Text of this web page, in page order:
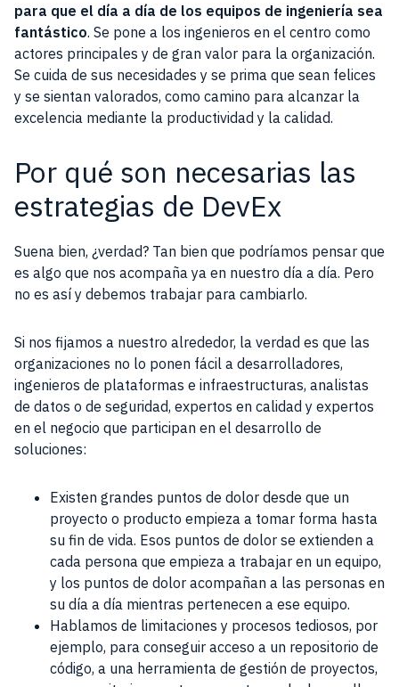
para que el día a día de los equipos de ingeniería sea
fantástico. Se pone a los ingenieros en el centro como
actores principales y de gran valor para la organización.
Se cuida de sus necesidades y se prima que sean felices
y se sientan valorados, como camino para alcanzar la
excelencia mediante la productividad y la calidad.
Por qué son necesarias las
estrategias de DevEx
Suena bien, ¿verdad? Tan bien que podríamos pensar que
es algo que nos acompaña ya en nuestro día a día. Pero
no es así y debemos trabajar para cambiarlo.
Si nos fijamos a nuestro alrededor, la verdad es que las
organizaciones no lo ponen fácil a desarrolladores,
ingenieros de plataformas e infraestructuras, analistas
de datos o de seguridad, expertos en calidad y expertos
en el negocio que participan en el desarrollo de
soluciones:
Existen grandes puntos de dolor desde que un
proyecto o producto empieza a tomar forma hasta
su fin de vida. Esos puntos de dolor se extienden a
cada persona que empieza a trabajar en un equipo,
y los puntos de dolor acompañan a las personas en
su día a día mientras pertenecen a ese equipo.
Hablamos de limitaciones y procesos tediosos, por
ejemplo, para conseguir acceso a un repositorio de
código, a una herramienta de gestión de proyectos,